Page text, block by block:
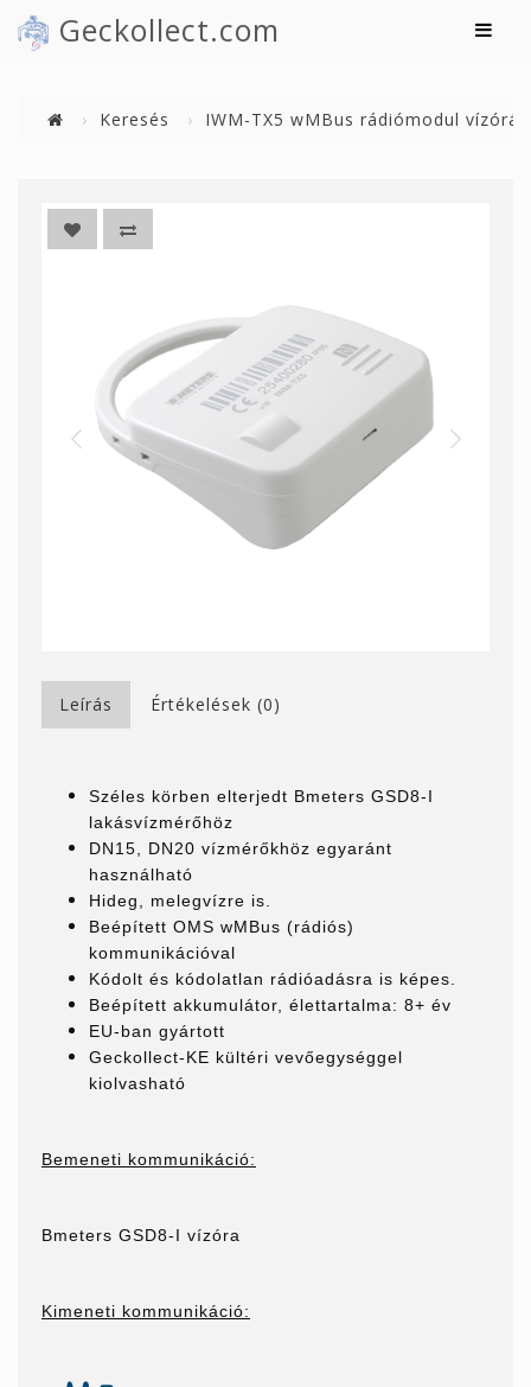
Geckollect.com
Keresés IWM-TX5 wMBus rádiómodul
Leírás Értékelések (0)
Széles körben elterjedt Bmeters GSD8-I
lakásvízmérőhöz
DN15, DN20 vízmérőkhöz egyaránt
használható
Hideg, melegvízre is.
Beépített OMS wMBus (rádiós)
kommunikációval
Kódolt és kódolatlan rádióadásra is képes.
Beépített akkumulátor, élettartalma: 8+ év
EU-ban gyártott
Geckollect-KE kültéri vevőegységgel
kiolvasható
Bemeneti kommunikáció:
Bmeters GSD8-I vízóra
Kimeneti kommunikáció: